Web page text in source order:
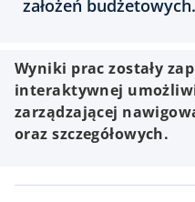
założeń budżetowych.
Wyniki prac zostały
interaktywnej
zarządzającej
oraz szczegółowych.